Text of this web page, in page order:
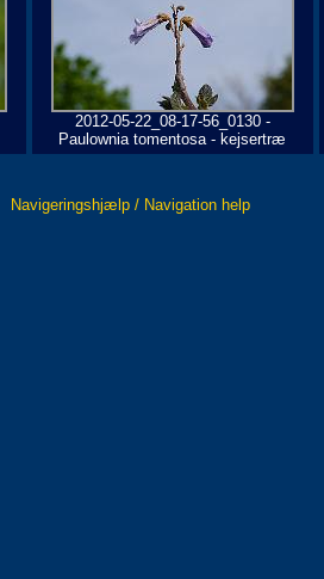
2012-05-22_08-17-56_0130 -
Paulownia tomentosa - kejsertræ
Navigeringshjælp / Navigation help